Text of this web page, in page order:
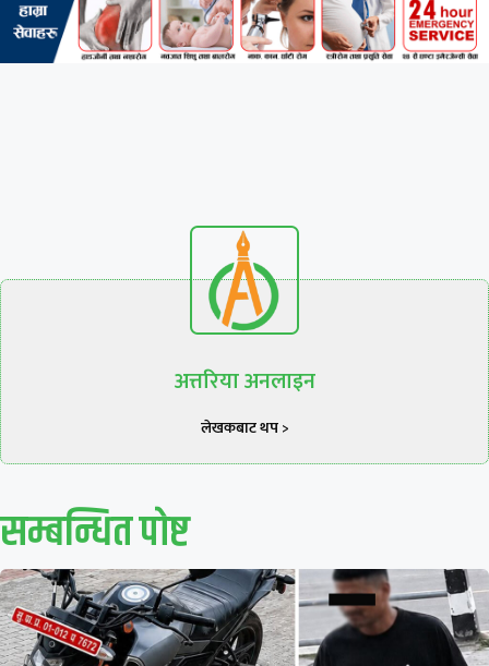
अत्तरिया अनलाइन
लेखकबाट थप >
सम्बन्धित पाेष्ट